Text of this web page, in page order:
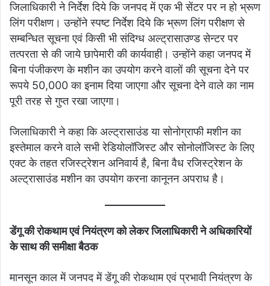
जिलाधिकारी ने निर्देश दिये कि जनपद में एक भी सेंटर पर न हो भ्रूण
लिंग परीक्षण। उन्होंने स्पष्ट निर्देश दिये कि भ्रूण लिंग परीक्षण से
सम्बन्धित सूचना एवं किसी भी संदिग्ध अल्ट्रासाउण्ड सेन्टर पर
तत्परता से की जाये छापेमारी की कार्यवाही। उन्होंने कहा जनपद में
बिना पंजीकरण के मशीन का उपयोग करने वालों की सूचना देने पर
रूपये 50,000 का इनाम दिया जाएगा और सूचना देने वाले का नाम
पूरी तरह से गुप्त रखा जाएगा।
जिलाधिकारी ने कहा कि अल्ट्रासाउंड या सोनोग्राफी मशीन का
इस्तेमाल करने वाले सभी रेडियोलॉजिस्ट और सोनोलॉजिस्ट के लिए
एक्ट के तहत रजिस्ट्रेशन अनिवार्य है, बिना वैध रजिस्ट्रेशन के
अल्ट्रासाउंड मशीन का उपयोग करना कानूनन अपराध है।
डेंगू की रोकथाम एवं नियंत्रण को लेकर जिलाधिकारी ने अधिकारियों
के साथ की समीक्षा बैठक
मानसून काल में जनपद में डेंगू की रोकथाम एवं प्रभावी नियंत्रण के